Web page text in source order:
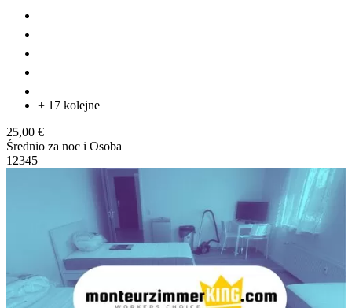
+ 17 kolejne
25,00 €
Średnio za noc i Osoba
1 2345